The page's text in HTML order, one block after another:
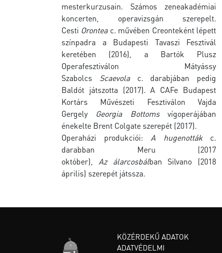
mesterkurzusain. Számos zeneakadémiai
koncerten, operavizsgán szerepelt.
Cesti Oronteac. művében Creonteként lépett
színpadra a Budapesti Tavaszi Fesztivál
keretében (2016), a Bartók Plusz
Operafesztiválon Mátyássy
Szabolcs Scaevolac. darabjában pedig
Baldót játszotta (2017). A CAFe Budapest
Kortárs Művészeti Fesztiválon Vajda
Gergely Georgia Bottomsvígoperájában
énekelte Brent Colgate szerepét (2017).
Operaházi produkciói: A hugenottákc.
darabban Meru (2017
október), Az álarcosbálban Silvano (2018
április) szerepét játssza.
KÖZÉRDEKŰ ADATOK
ADATVÉDELMI